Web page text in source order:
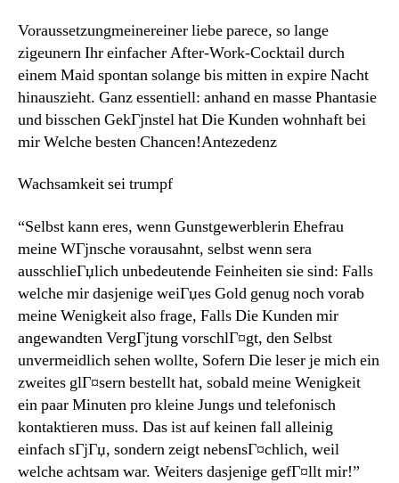
Voraussetzungmeinereiner liebe parece, so lange
zigeunern Ihr einfacher After-Work-Cocktail durch
einem Maid spontan solange bis mitten in expire Nacht
hinauszieht. Ganz essentiell: anhand en masse Phantasie
und bisschen GekГјnstel hat Die Kunden wohnhaft bei
mir Welche besten Chancen!Antezedenz
Wachsamkeit sei trumpf
“Selbst kann eres, wenn Gunstgewerblerin Ehefrau
meine WГјnsche vorausahnt, selbst wenn sera
ausschlieГџlich unbedeutende Feinheiten sie sind: Falls
welche mir dasjenige weiГџes Gold genug noch vorab
meine Wenigkeit also frage, Falls Die Kunden mir
angewandten VergГјtung vorschlГ¤gt, den Selbst
unvermeidlich sehen wollte, Sofern Die leser je mich ein
zweites glГ¤sern bestellt hat, sobald meine Wenigkeit
ein paar Minuten pro kleine Jungs und telefonisch
kontaktieren muss. Das ist auf keinen fall alleinig
einfach sГјГџ, sondern zeigt nebensГ¤chlich, weil
welche achtsam war. Weiters dasjenige gefГ¤llt mir!”